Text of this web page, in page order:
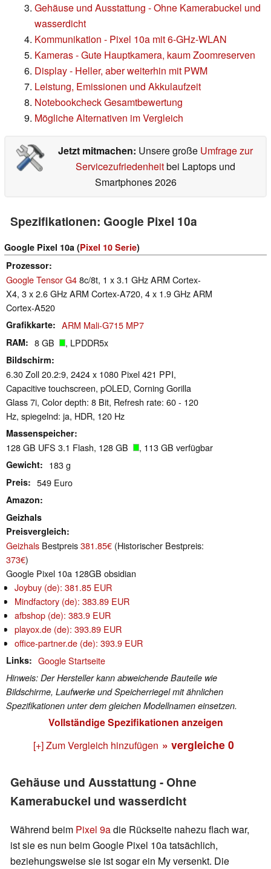
Gehäuse und Ausstattung - Ohne Kamerabuckel und
wasserdicht
Kommunikation - Pixel 10a mit 6-GHz-WLAN
Kameras - Gute Hauptkamera, kaum Zoomreserven
Display - Heller, aber weiterhin mit PWM
Leistung, Emissionen und Akkulaufzeit
Notebookcheck Gesamtbewertung
Mögliche Alternativen im Vergleich
Jetzt mitmachen: Unsere große Umfrage zur
Servicezufriedenheitbei Laptops und
Smartphones 2026
Spezifikationen: Google Pixel 10a
Google Pixel 10a (Pixel 10 Serie)
Prozessor
Google Tensor G48c/8t, 1 x 3.1 GHz ARM Cortex-
X4, 3 x 2.6 GHz ARM Cortex-A720, 4 x 1.9 GHz ARM
Cortex-A520
Grafikkarte ARM Mali-G715 MP7
RAM 8 GB , LPDDR5x
Bildschirm
6.30 Zoll 20.2:9, 2424 x 1080 Pixel 421 PPI,
Capacitive touchscreen, pOLED, Corning Gorilla
Glass 7i, Color depth: 8 Bit, Refresh rate: 60 - 120
Hz, spiegelnd: ja, HDR, 120 Hz
Massenspeicher
128 GB UFS 3.1 Flash, 128 GB , 113 GB verfügbar
Gewicht 183 g
Preis 549 Euro
Amazon
Geizhals
Preisvergleich
Geizhals Bestpreis381.85€ (Historischer Bestpreis:
373€)
Google Pixel 10a 128GB obsidian
Joybuy (de): 381.85 EUR
Mindfactory (de): 383.89 EUR
afbshop (de): 383.9 EUR
playox.de (de): 393.89 EUR
office-partner.de (de): 393.9 EUR
Links Google Startseite
Hinweis: Der Hersteller kann abweichende Bauteile wie
Bildschirme, Laufwerke und Speicherriegel mit ähnlichen
Spezifikationen unter dem gleichen Modellnamen einsetzen.
Vollständige Spezifikationen anzeigen
[+] Zum Vergleich hinzufügen » vergleiche 0
Gehäuse und Ausstattung - Ohne
Kamerabuckel und wasserdicht
Während beim Pixel 9adie Rückseite nahezu flach war,
ist sie es nun beim Google Pixel 10a tatsächlich,
beziehungsweise sie ist sogar ein My versenkt. Die